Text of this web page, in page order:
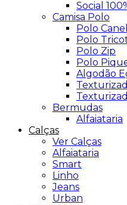
Social
Camisa Polo
Polo
Polo
Polo Zip
Polo
Algodão
Bermudas
Alfaiataria
Calças
Ver Calças
Alfaiataria
Smart
Linho
Jeans
Urban